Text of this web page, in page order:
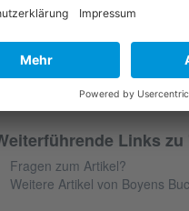
Autor:
Veröffentlichung:
Format:
36
Links
Fragen zum Artikel?
Weitere Artikel von Boyens